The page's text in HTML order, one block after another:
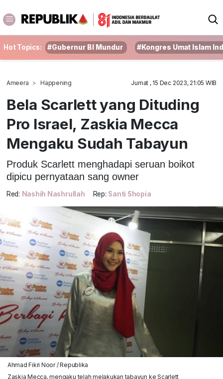
Hot Topics: #Gubernur BI Mundur #Kongres Umat Islam
Ameera Happening Jumat , 15 Dec 2023, 21:05 WIB
Bela Scarlett yang Dituding
Pro Israel, Zaskia Mecca
Mengaku Sudah Tabayun
Produk Scarlett menghadapi seruan boikot
dipicu pernyataan sang owner
Red: Nashih Nashrullah Rep: Santi Shopia
Ahmad Fikri Noor / Republika
Zaskia Mecca, mengaku telah melakukan tabayun ke Scarlett